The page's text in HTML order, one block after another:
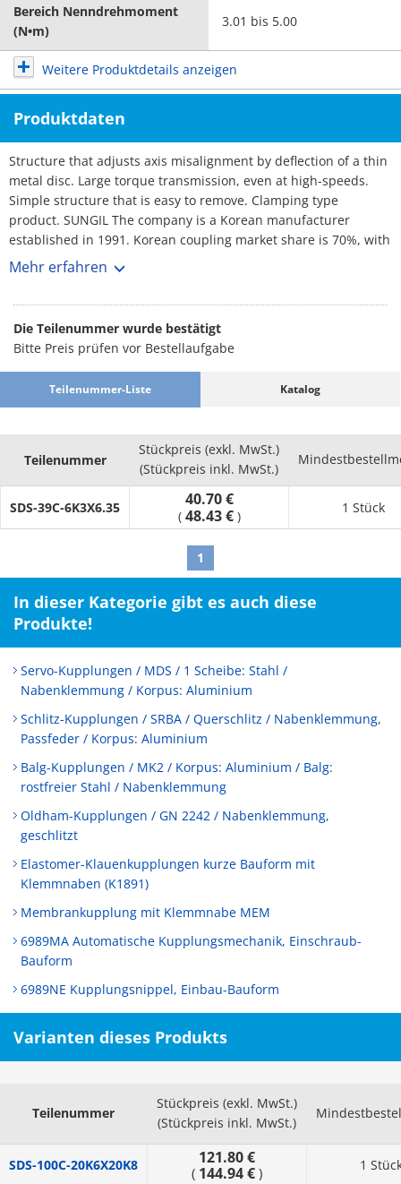
Bereich Nenndrehmoment
(N•m)
3.01 bis 5.00
Weitere Produktdetails anzeigen
Produktdaten
Structure that adjusts axis misalignment by deflection of a thin
metal disc. Large torque transmission, even at high-speeds.
Simple structure that is easy to remove. Clamping type
product. SUNGIL The company is a Korean manufacturer
established in 1991. Korean coupling market share is 70%, with
over 3,000 customers. No1 maker. Rich selection, and short
Mehr erfahren
Die Teilenummer wurde bestätigt
Bitte Preis prüfen vor Bestellaufgabe
Teilenummer-Liste Katalog
Teilenummer
Stückpreis (exkl. MwSt.)
(Stückpreis inkl. MwSt.)
SDS-39C-6K3X6.35 40.70 €
( 48.43 € )
1 Stück
1
In dieser Kategorie gibt es auch diese
Produkte!
Servo-Kupplungen / MDS / 1 Scheibe: Stahl /
Nabenklemmung / Korpus: Aluminium
Schlitz-Kupplungen / SRBA / Querschlitz / Nabenklemmung,
Passfeder / Korpus: Aluminium
Balg-Kupplungen / MK2 / Korpus: Aluminium / Balg:
rostfreier Stahl / Nabenklemmung
Oldham-Kupplungen / GN 2242 / Nabenklemmung,
geschlitzt
Elastomer-Klauenkupplungen kurze Bauform mit
Klemmnaben (K1891)
Membrankupplung mit Klemmnabe MEM
6989MA Automatische Kupplungsmechanik, Einschraub-
Bauform
6989NE Kupplungsnippel, Einbau-Bauform
Varianten dieses Produkts
Teilenummer
Stückpreis (exkl. MwSt.)
(Stückpreis inkl. MwSt.)
SDS-100C-20K6X20K8 121.80 €
( 144.94 € ) 1